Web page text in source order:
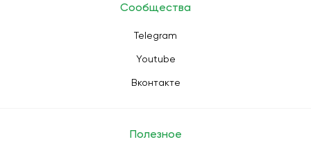
Сообщества
Telegram
Youtube
Вконтакте
Полезное